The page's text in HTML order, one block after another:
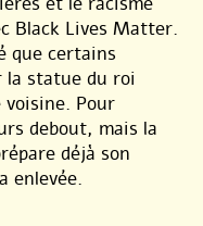
Black Lives Matter.
que certains
statue du roi
voisine. Pour
debout, mais la
déjà son
enlevée.